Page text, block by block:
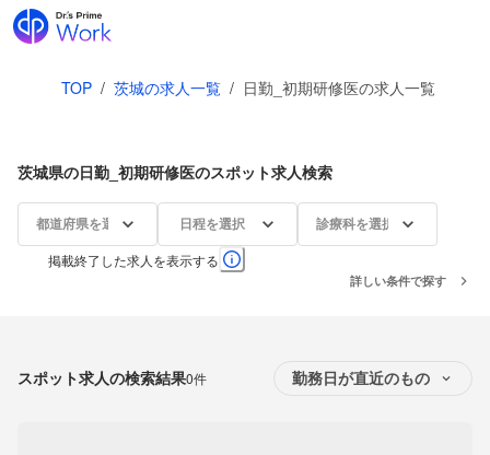
TOP / 茨城の求人一覧 / 日勤_初期研修医の求人一覧
茨城県の日勤_初期研修医のスポット求人検索
都道府県を選択 日程を選択 診療科を選択
掲載終了した求人を表示する
詳しい条件で探す
スポット求人の検索結果0件 勤務日が直近のもの